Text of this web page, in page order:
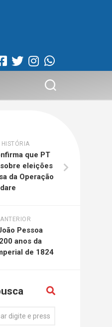
que PT
eleições
da Operação
Pessoa
anos da
de 1824